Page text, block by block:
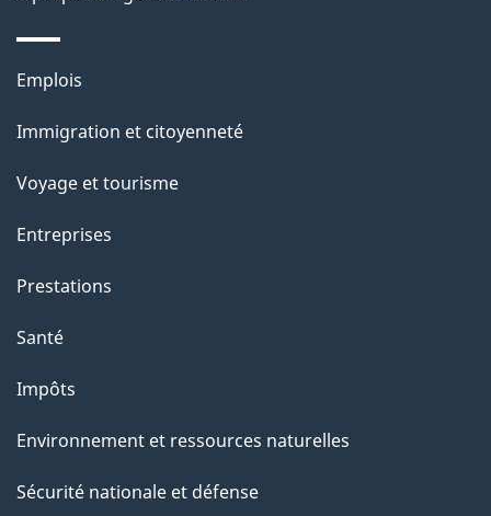
s
u
e
t
e
a
g
Thèmes
sujets
Emplois
Immigration et citoyenneté
Voyage et tourisme
Entreprises
Prestations
Santé
Impôts
Environnement et ressources naturelles
Sécurité nationale et défense